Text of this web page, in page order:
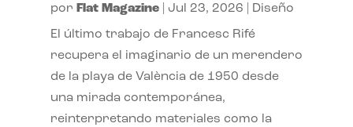
por Flat Magazine| Jul 23, 2026 Diseño
El último trabajo de Francesc Rifé
recupera el imaginario de un merendero
de la playa de València de 1950 desde
una mirada contemporánea,
reinterpretando materiales como la